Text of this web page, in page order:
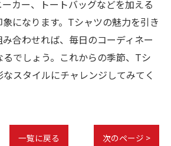
カー、トートバッグなどを加える
になります。Tシャツの魅力を引き
合わせれば、毎日のコーディネー
るでしょう。これからの季節、Tシ
スタイルにチャレンジしてみてく
一覧に戻る 次のページ >